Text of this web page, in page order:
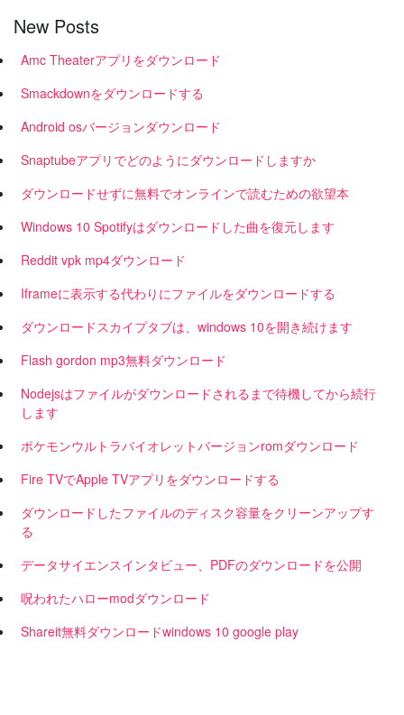
New Posts
Amc Theaterアプリをダウンロード
Smackdownをダウンロードする
Android osバージョンダウンロード
Snaptubeアプリでどのようにダウンロードしますか
ダウンロードせずに無料でオンラインで読むための欲望本
Windows 10 Spotifyはダウンロードした曲を復元します
Reddit vpk mp4ダウンロード
Iframeに表示する代わりにファイルをダウンロードする
ダウンロードスカイプタブは、windows 10を開き続けます
Flash gordon mp3無料ダウンロード
Nodejsはファイルがダウンロードされるまで待機してから続行
します
ポケモンウルトラバイオレットバージョンromダウンロード
Fire TVでApple TVアプリをダウンロードする
ダウンロードしたファイルのディスク容量をクリーンアップす
る
データサイエンスインタビュー、PDFのダウンロードを公開
呪われたハローmodダウンロード
Shareit無料ダウンロードwindows 10 google play